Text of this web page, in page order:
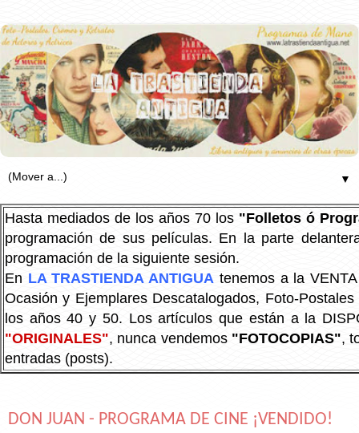
▼
Hasta mediados de los años 70 los "Folletos ó
programación de sus películas. En la parte
programación de la siguiente sesión.
En LA TRASTIENDA ANTIGUA tenemos a la
Ocasión y Ejemplares Descatalogados, Foto-
los años 40 y 50. Los artículos que están a la
"ORIGINALES", nunca vendemos "FOTOCOPIAS",
entradas (posts).
DON JUAN - PROGRAMA DE CINE ¡VENDIDO!